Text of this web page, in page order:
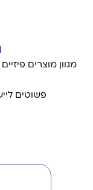
מגוון מוצרים
פשוטים